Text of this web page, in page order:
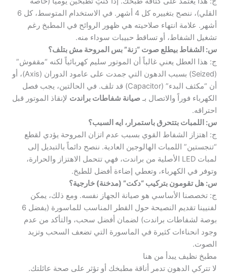
القلي)، ننصح بتغييره كل 4 أشهر. في الاستخدام المتوسط، كل 6
أشهر. علامة انتهاء صلاحيته هي ظهور الروائح في المطبخ رغم
تشغيل الشفاط، أو تساقط حبيبات سوداء منه.
س: الشفاط بيطلع صوت “زنة” بس المروحة مش بتلف؟
ج: هذا العطل يعني غالباً أن الموتور سليم كهربائياً لكنه “مقفوش”
(Seized) بسبب الدهون التي جمدت على عامود الدوران (Axis)، أو
أن “مكثف البدء” (Capacitor) قد تلف. في الحالتين، يجب فصل
الكهرباء فوراً والاتصال بـ صيانة شفاطات براندت لإنقاذ الموتور قبل
احتراقه.
س: اللمبات بتتحرق باستمرار، ايه السبب؟
ج: اهتزاز الشفاط القوي بسبب عدم اتزان المروحة يؤدي لقطع
“تنجستين” اللمبات الهالوجين العادية. ننصح دائماً بالتبديل إلى
لمبات LED الأصلية من براندت، فهي تتحمل الاهتزاز والحرارة،
وتوفر في الكهرباء، وتعطي إضاءة أفضل للطبخ.
س: هل تقومون بتركيب “دكت” (مدخنة) خارجية؟
ج: تخصصنا الأساسي هو صيانة الجهاز نفسه. ومع ذلك، يمكن
لفنيينا تقديم النصيحة حول القطر المناسب للماسورة (يفضل 6
بوصة لشفاطات براندت) لضمان أفضل سحب، والتأكد من عدم
وجود انحناءات كثيرة في الماسورة التي تضعف السحب وتزيد
الصوت.
مطبخ نظيف يبدأ من هنا
لا تتركي الدهون تدمر أناقة مطبخك أو تؤثر على صحة عائلتك.